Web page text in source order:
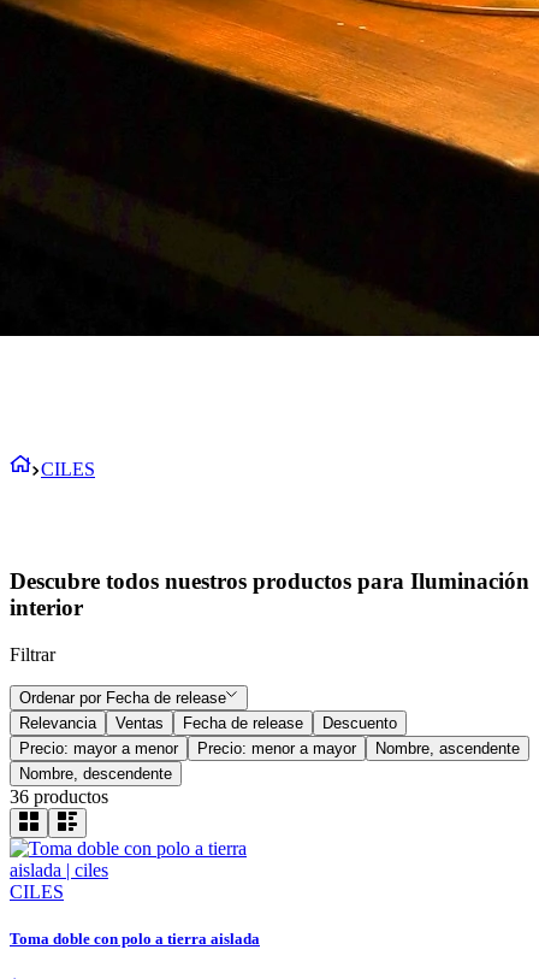
CILES
Descubre todos nuestros productos para Iluminación
interior
Filtrar
Ordenar por Fecha de release
Relevancia
Ventas Fecha de release
Descuento
Precio: mayor a menor
Precio: menor a mayor
Nombre, ascendente
Nombre, descendente
36 productos
CILES
Toma doble con polo a tierra aislada